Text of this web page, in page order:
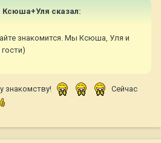
Ксюша+Уля сказал:
знакомится. Мы Ксюша, Уля и
знакомству!
Сейчас